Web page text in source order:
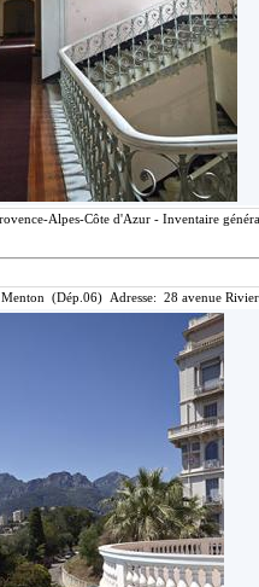
Alpes-Côte d'Azur - Inventaire
(Dép.06) Adresse: 28 avenue